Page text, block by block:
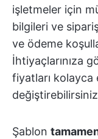
işletmeler için
bilgileri ve
ve ödeme
İhtiyaçlarınıza
fiyatları kolayca
Şablon